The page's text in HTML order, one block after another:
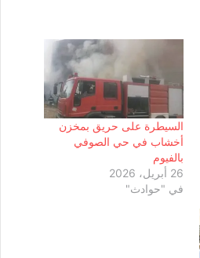
السيطرة على حريق بمخزن
أخشاب في حي الصوفي
بالفيوم
26 أبريل، 2026
في "حوادث"